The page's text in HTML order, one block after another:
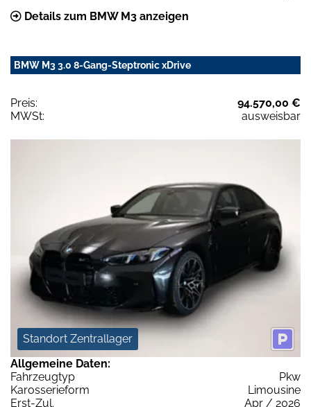
Details zum BMW M3 anzeigen
BMW M3 3.0 8-Gang-Steptronic xDrive
Preis:
94.570,00 €
MWSt:
ausweisbar
Standort Zentrallager
Allgemeine Daten:
Fahrzeugtyp
Pkw
Karosserieform
Limousine
Erst-Zul.
Apr / 2026